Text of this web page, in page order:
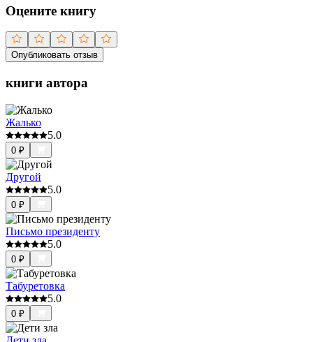
Оцените книгу
Опубликовать отзыв
книги автора
Жалько
5.0
0 ₽
Другой
5.0
0 ₽
Письмо президенту
5.0
0 ₽
Табуретовка
5.0
0 ₽